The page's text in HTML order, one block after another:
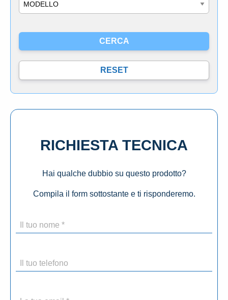
RICHIESTA TECNICA
Hai qualche dubbio su questo prodotto?
Compila il form sottostante e ti risponderemo.